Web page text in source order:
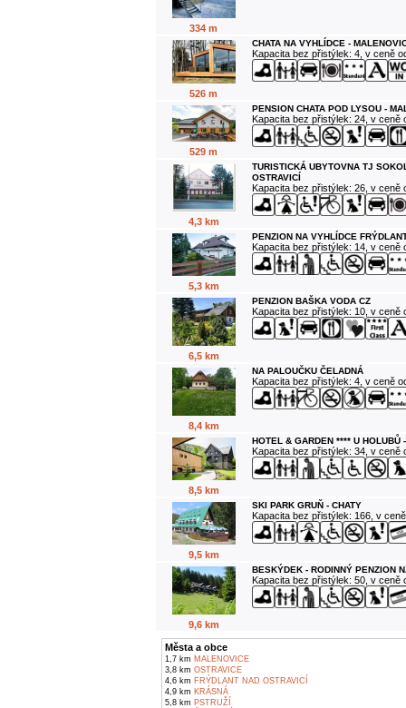
334 m
526 m
CHATA NA VYHLÍDCE -
Kapacita bez přistýlek: 4, v ceně
529 m
PENSION CHATA POD LYSOU -
Kapacita bez přistýlek: 24, v ceně
4,3 km
TURISTICKÁ UBYTOVNA TJ
OSTRAVICÍ
Kapacita bez přistýlek: 26, v ceně
5,3 km
PENZION NA VYHLÍDCE
Kapacita bez přistýlek: 14, v ceně
6,5 km
PENZION BAŠKA VODA CZ
Kapacita bez přistýlek: 10, v ceně
8,4 km
NA PALOUČKU ČELADNÁ
Kapacita bez přistýlek: 4, v ceně
8,5 km
HOTEL & GARDEN **** U HOLUBŮ
Kapacita bez přistýlek: 34, v ceně
9,5 km
SKI PARK GRUŇ - CHATY
Kapacita bez přistýlek: 166, v
9,6 km
BESKÝDEK - RODINNÝ PENZION
Kapacita bez přistýlek: 50, v ceně
Města a obce
1,7 km MALENOVICE
3,8 km OSTRAVICE
4,6 km FRÝDLANT NAD OSTRAVICÍ
4,9 km KRÁSNÁ
5,8 km PSTRUŽÍ